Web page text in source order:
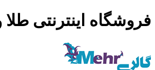
فروشگاه اینترنتی